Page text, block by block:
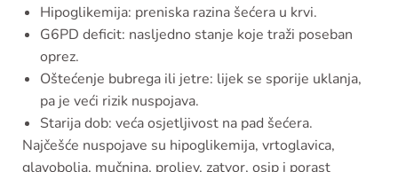
Hipoglikemija: preniska razina šećera u krvi.
G6PD deficit: nasljedno stanje koje traži poseban
oprez.
Oštećenje bubrega ili jetre: lijek se sporije uklanja,
pa je veći rizik nuspojava.
Starija dob: veća osjetljivost na pad šećera.
Najčešće nuspojave su hipoglikemija, vrtoglavica,
glavobolja, mučnina, proljev, zatvor, osip i porast